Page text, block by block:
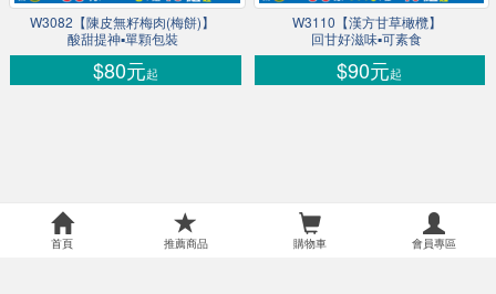
W3082【陳皮無籽梅肉(梅餅)】
酸甜提神▪單顆包裝
$80元起
W3110【漢方甘草橄欖】
回甘好滋味▪可素食
$90元起
首頁 推薦商品 購物車 會員專區